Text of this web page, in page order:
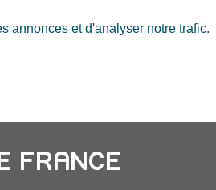
annonces et d'analyser notre trafic.
FRANCE